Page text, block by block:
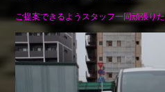
ご提案できるようスタッフ一同頑張りた